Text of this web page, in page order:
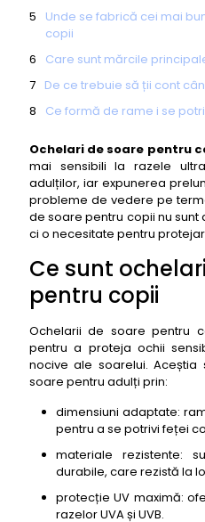
Unde se fabrică cei mai
copii
Care sunt mărcile
De ce trebuie să ții cont
Ce formă de rame i se
Cât ar trebui să te țină
Top 50 cei mai buni
1- Ochelari de soare
Ciw/Jy
2- Ochelari de soare
Almond Green, 0-12 luni
3- Ochelari de soare
4- Ochelari de soare
5- Ochelari de soare
6- Ochelari de soare
7- Ochelari de soare
9- Ochelari de soare
10- Ochelari de soare
Ochelari de soare pentru
mai sensibili la razele
adulților, iar expunerea
probleme de vedere pe
de soare pentru copii nu
ci o necesitate pentru
Ce sunt
pentru copii
Ochelarii de soare pentru
pentru a proteja ochii
nocive ale soarelui.
soare pentru adulți prin:
dimensiuni adaptate:
pentru a se potrivi feței
materiale rezistente:
durabile, care rezistă la
protecție UV maximă:
razelor UVA și UVB.